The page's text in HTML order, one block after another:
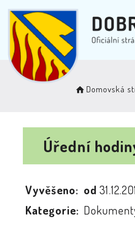
Domovská
Úřední
Vyvěšeno: od
Kategorie: